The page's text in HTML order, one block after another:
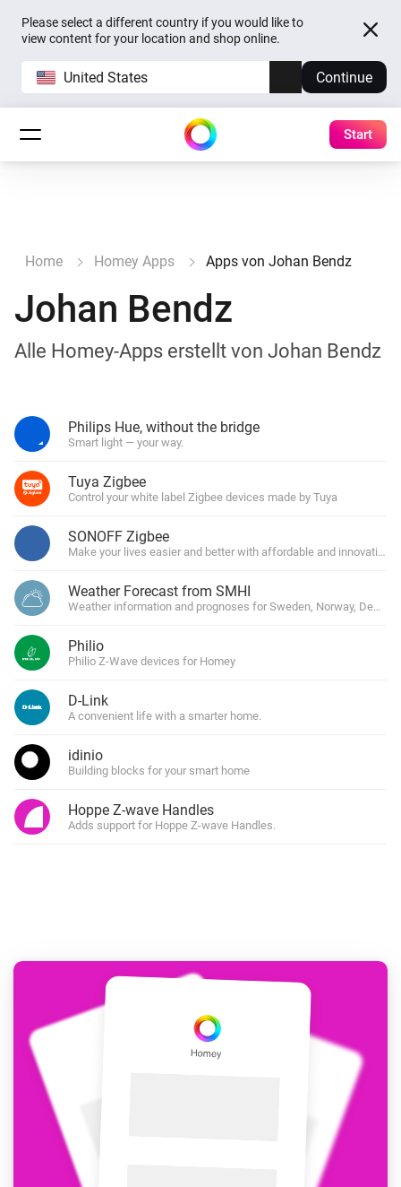
Please select a different country if you would like to
view content for your location and shop online.
United States Continue
Start
Home Homey Apps Apps von Johan Bendz
Johan Bendz
Alle Homey-Apps erstellt von Johan Bendz
Philips Hue, without the bridge
Smart light — your way.
Tuya Zigbee
Control your white label Zigbee devices made by Tuya
SONOFF Zigbee
Make your lives easier and better with affordable and innovative
Weather Forecast from SMHI
Weather information and prognoses for Sweden, Norway,
Philio
Philio Z-Wave devices for Homey
D-Link
A convenient life with a smarter home.
idinio
Building blocks for your smart home
Hoppe Z-wave Handles
Adds support for Hoppe Z-wave Handles.